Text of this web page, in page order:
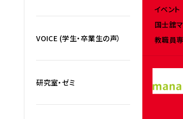
イベント
国士舘
教職員
VOICE (学生・卒業生の声）
研究室・ゼミ